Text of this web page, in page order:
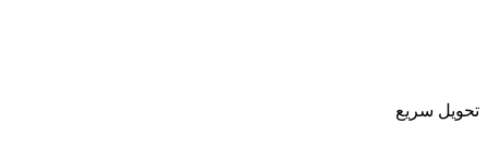
تحویل سریع